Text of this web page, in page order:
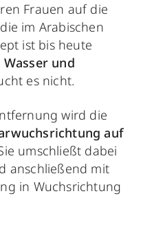
Frauen auf die
im Arabischen
ist bis heute
Wasser und
es nicht.
wird die
auf
umschließt dabei
anschließend mit
in Wuchsrichtung